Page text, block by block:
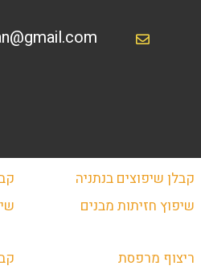
קבלן שיפוצים בנתניה
שיפוץ חזיתות מבנים
ריצוף מרפסת